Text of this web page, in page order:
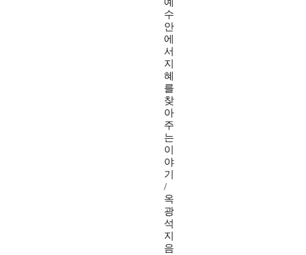
수
안
에
서
지
혜
를
찾
아
주
는
이
야
기
/
옥
광
석
지
음